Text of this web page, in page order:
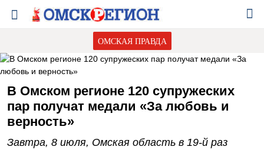
ОМСКАЯ ПРАВДА
В Омском регионе 120 супружеских
пар получат медали «За любовь и
верность»
Завтра, 8 июля, Омская область в 19-й раз